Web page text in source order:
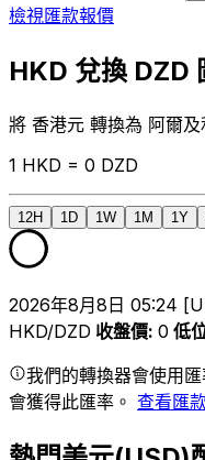
檢視匯款報價
HKD 兌換 DZD
將 香港元 轉換為 阿爾
1 HKD = 0 DZD
12H 1D 1W 1M 1Y
2026年8月8日 05:24
HKD/DZD 收盤價: 0 低
我們的轉換器會使用
會獲得此匯率。 查看匯